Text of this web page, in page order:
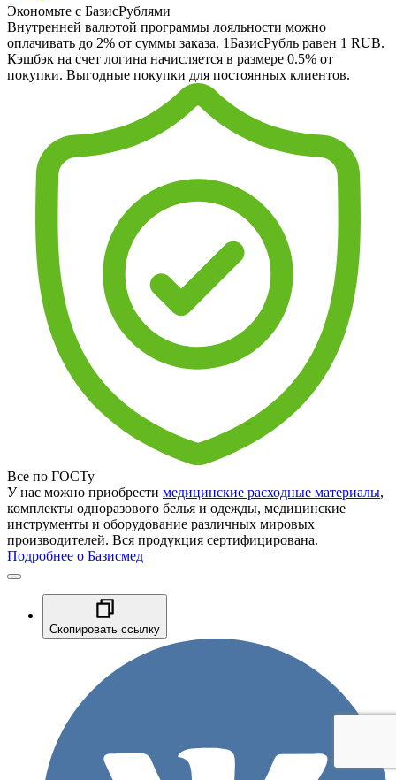
Экономьте с БазисРублями
Внутренней валютой программы лояльности можно
оплачивать до 2% от суммы заказа. 1БазисРубль равен 1 RUB.
Кэшбэк на счет логина начисляется в размере 0.5% от
покупки. Выгодные покупки для постоянных клиентов.
Все по ГОСТу
У нас можно приобрести медицинские расходные материалы,
комплекты одноразового белья и одежды, медицинские
инструменты и оборудование различных мировых
производителей. Вся продукция сертифицирована.
Подробнее о Базисмед
Скопировать ссылку